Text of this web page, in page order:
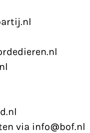
via info@bof.nl